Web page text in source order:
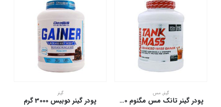
گینر,مس
پودر گینر تانک مس مگنوم 2270 گرم
گینر
پودر گینر دوبیس 3000 گرم